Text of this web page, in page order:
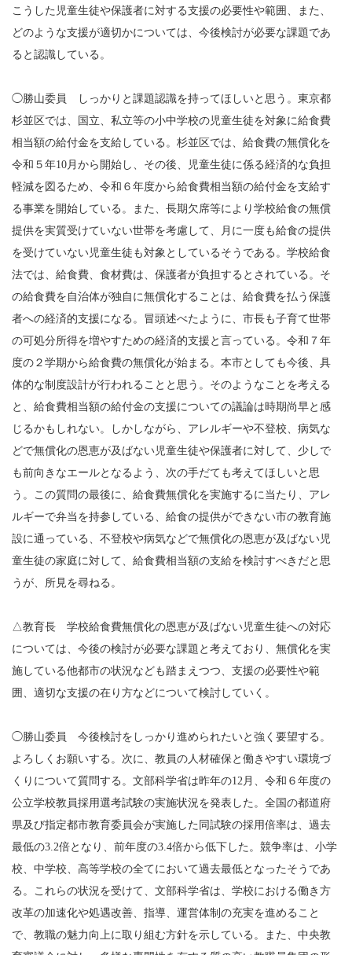
こうした児童生徒や保護者に対する支援の必要性や範囲、また、
どのような支援が適切かについては、今後検討が必要な課題であ
ると認識している。
◯勝山委員 しっかりと課題認識を持ってほしいと思う。東京都
杉並区では、国立、私立等の小中学校の児童生徒を対象に給食費
相当額の給付金を支給している。杉並区では、給食費の無償化を
令和５年10月から開始し、その後、児童生徒に係る経済的な負担
軽減を図るため、令和６年度から給食費相当額の給付金を支給す
る事業を開始している。また、長期欠席等により学校給食の無償
提供を実質受けていない世帯を考慮して、月に一度も給食の提供
を受けていない児童生徒も対象としているそうである。学校給食
法では、給食費、食材費は、保護者が負担するとされている。そ
の給食費を自治体が独自に無償化することは、給食費を払う保護
者への経済的支援になる。冒頭述べたように、市長も子育て世帯
の可処分所得を増やすための経済的支援と言っている。令和７年
度の２学期から給食費の無償化が始まる。本市としても今後、具
体的な制度設計が行われることと思う。そのようなことを考える
と、給食費相当額の給付金の支援についての議論は時期尚早と感
じるかもしれない。しかしながら、アレルギーや不登校、病気な
どで無償化の恩恵が及ばない児童生徒や保護者に対して、少しで
も前向きなエールとなるよう、次の手だても考えてほしいと思
う。この質問の最後に、給食費無償化を実施するに当たり、アレ
ルギーで弁当を持参している、給食の提供ができない市の教育施
設に通っている、不登校や病気などで無償化の恩恵が及ばない児
童生徒の家庭に対して、給食費相当額の支給を検討すべきだと思
うが、所見を尋ねる。
△教育長 学校給食費無償化の恩恵が及ばない児童生徒への対応
については、今後の検討が必要な課題と考えており、無償化を実
施している他都市の状況なども踏まえつつ、支援の必要性や範
囲、適切な支援の在り方などについて検討していく。
◯勝山委員 今後検討をしっかり進められたいと強く要望する。
よろしくお願いする。次に、教員の人材確保と働きやすい環境づ
くりについて質問する。文部科学省は昨年の12月、令和６年度の
公立学校教員採用選考試験の実施状況を発表した。全国の都道府
県及び指定都市教育委員会が実施した同試験の採用倍率は、過去
最低の3.2倍となり、前年度の3.4倍から低下した。競争率は、小学
校、中学校、高等学校の全てにおいて過去最低となったそうであ
る。これらの状況を受けて、文部科学省は、学校における働き方
改革の加速化や処遇改善、指導、運営体制の充実を進めること
で、教職の魅力向上に取り組む方針を示している。また、中央教